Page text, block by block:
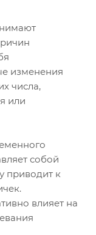
изменения
числа,
или
собой
приводит к
влияет на